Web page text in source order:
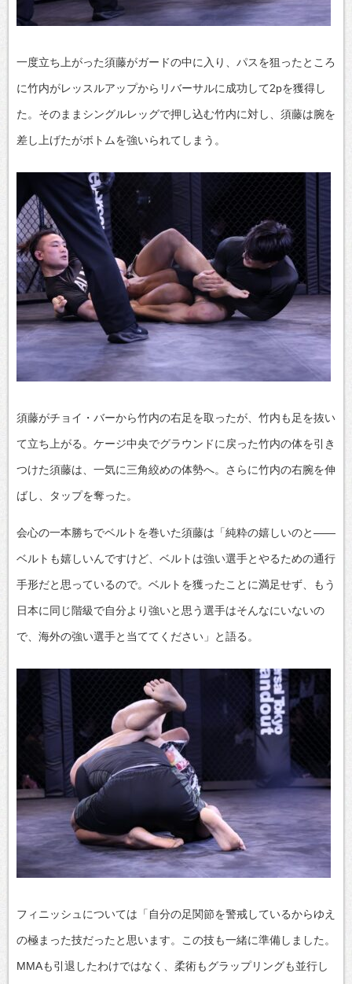
一度立ち上がった須藤がガードの中に入り、パスを狙ったところ
に竹内がレッスルアップからリバーサルに成功して2pを獲得し
た。そのままシングルレッグで押し込む竹内に対し、須藤は腕を
差し上げたがボトムを強いられてしまう。
須藤がチョイ・バーから竹内の右足を取ったが、竹内も足を抜い
て立ち上がる。ケージ中央でグラウンドに戻った竹内の体を引き
つけた須藤は、一気に三角絞めの体勢へ。さらに竹内の右腕を伸
ばし、タップを奪った。
会心の一本勝ちでベルトを巻いた須藤は「純粋の嬉しいのと――
ベルトも嬉しいんですけど、ベルトは強い選手とやるための通行
手形だと思っているので。ベルトを獲ったことに満足せず、もう
日本に同じ階級で自分より強いと思う選手はそんなにいないの
で、海外の強い選手と当ててください」と語る。
フィニッシュについては「自分の足関節を警戒しているからゆえ
の極まった技だったと思います。この技も一緒に準備しました。
MMAも引退したわけではなく、柔術もグラップリングも並行し